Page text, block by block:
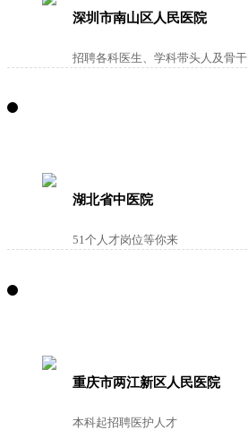
深圳市南山区人民医院
招聘各科医生、学科带头人及骨干
湖北省中医院
51个人才岗位等你来
重庆市两江新区人民医院
本科起招聘医护人才